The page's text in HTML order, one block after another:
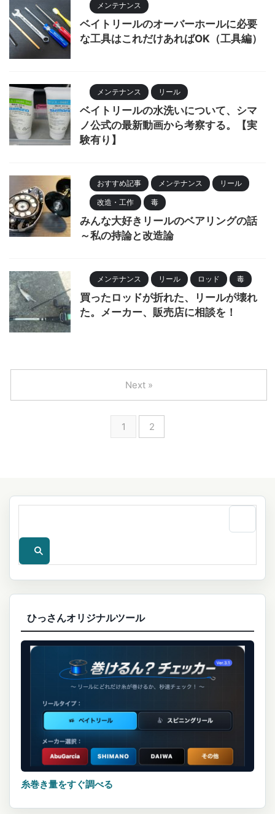
メンテナンス
ベイトリールのオーバーホールに必要
な工具はこれだけあればOK（工具編）
メンテナンス リール
ベイトリールの水洗いについて、シマ
ノ公式の最新動画から考察する。【実
験有り】
おすすめ記事 メンテナンス リール
改造・工作 毒
みんな大好きリールのベアリングの話
～私の持論と改造論
メンテナンス リール ロッド 毒
買ったロッドが折れた、リールが壊れ
た。メーカー、販売店に相談を！
1 2
Next »
ひっさんオリジナルツール
糸巻き量をすぐ調べる